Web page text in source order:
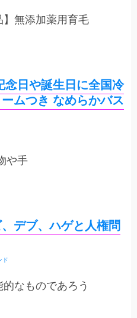
無添加薬用育毛
日や誕生日に全国冷
ムつき なめらかバス
や手
デブ、ハゲと人権問
ド
なものであろう